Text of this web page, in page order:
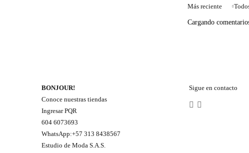
Más reciente
Cargando
BONJOUR!
Conoce nuestras tiendas
Ingresar PQR
604 6073693
WhatsApp:+57 313 8438567
Estudio de Moda S.A.S.
Sigue en contacto